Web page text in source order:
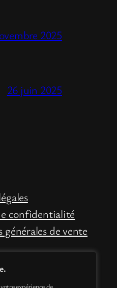
2025
26 juin 2025
confidentialité
de vente